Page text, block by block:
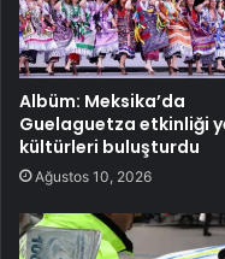
Albüm: Meksika’da
Guelaguetza etkinliği
kültürleri buluşturdu
Ağustos 10, 2026